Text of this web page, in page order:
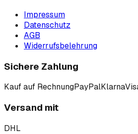
Impressum
Datenschutz
AGB
Widerrufsbelehrung
Sichere Zahlung
Kauf auf RechnungPayPalKlarna
Versand mit
DHL